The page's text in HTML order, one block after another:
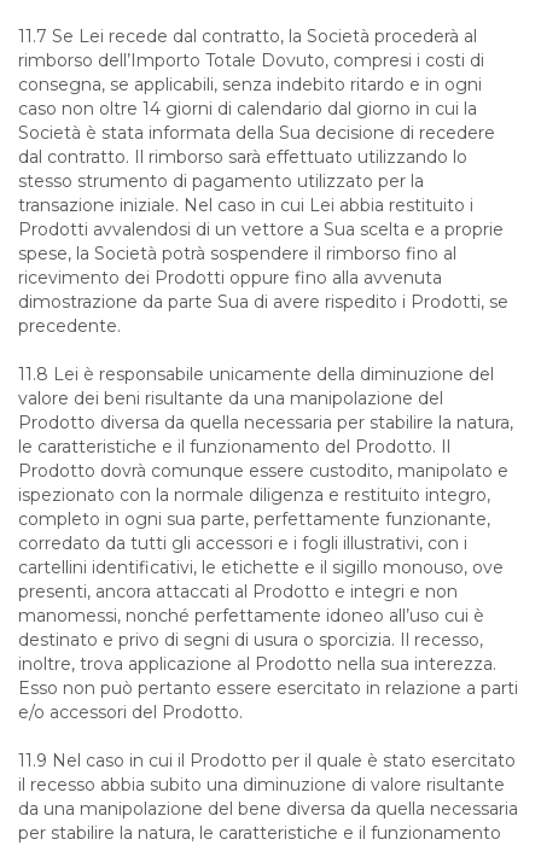
11.7 Se Lei recede dal contratto, la Società procederà al
rimborso dell’Importo Totale Dovuto, compresi i costi di
consegna, se applicabili, senza indebito ritardo e in ogni
caso non oltre 14 giorni di calendario dal giorno in cui la
Società è stata informata della Sua decisione di recedere
dal contratto. Il rimborso sarà effettuato utilizzando lo
stesso strumento di pagamento utilizzato per la
transazione iniziale. Nel caso in cui Lei abbia restituito i
Prodotti avvalendosi di un vettore a Sua scelta e a proprie
spese, la Società potrà sospendere il rimborso fino al
ricevimento dei Prodotti oppure fino alla avvenuta
dimostrazione da parte Sua di avere rispedito i Prodotti, se
precedente.
11.8 Lei è responsabile unicamente della diminuzione del
valore dei beni risultante da una manipolazione del
Prodotto diversa da quella necessaria per stabilire la natura,
le caratteristiche e il funzionamento del Prodotto. Il
Prodotto dovrà comunque essere custodito, manipolato e
ispezionato con la normale diligenza e restituito integro,
completo in ogni sua parte, perfettamente funzionante,
corredato da tutti gli accessori e i fogli illustrativi, con i
cartellini identificativi, le etichette e il sigillo monouso, ove
presenti, ancora attaccati al Prodotto e integri e non
manomessi, nonché perfettamente idoneo all’uso cui è
destinato e privo di segni di usura o sporcizia. Il recesso,
inoltre, trova applicazione al Prodotto nella sua interezza.
Esso non può pertanto essere esercitato in relazione a parti
e/o accessori del Prodotto.
11.9 Nel caso in cui il Prodotto per il quale è stato esercitato
il recesso abbia subito una diminuzione di valore risultante
da una manipolazione del bene diversa da quella necessaria
per stabilire la natura, le caratteristiche e il funzionamento